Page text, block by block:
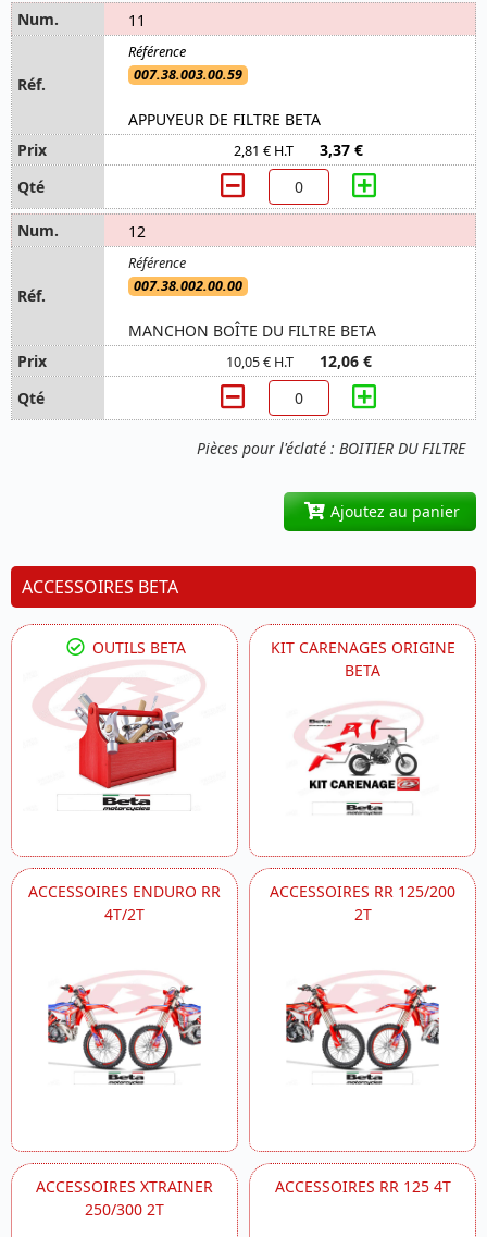
Pièces pour l'éclaté : BOITIER DU FILTRE
11
007.38.003.00.59
APPUYEUR DE FILTRE BETA
2,81 € H.T 3,37 €
12
007.38.002.00.00
MANCHON BOÎTE DU FILTRE BETA
10,05 € H.T 12,06 €
Ajoutez au panier
ACCESSOIRES BETA
OUTILS BETA
KIT CARENAGES ORIGINE
BETA
ACCESSOIRES ENDURO RR
4T/2T
ACCESSOIRES RR 125/200
2T
ACCESSOIRES XTRAINER
250/300 2T
ACCESSOIRES RR 125 4T